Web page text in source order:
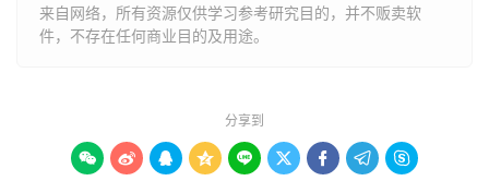
来自网络，所有资源仅供学习参考研究目的，并不贩卖软
件，不存在任何商业目的及用途。
分享到
        